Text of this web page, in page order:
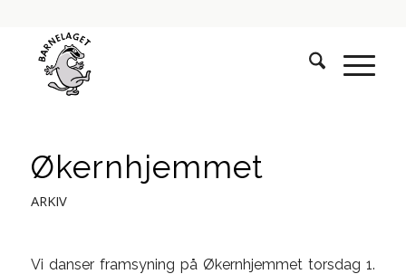
Økernhjemmet
ARKIV
Vi danser framsyning på Økernhjemmet torsdag 1.